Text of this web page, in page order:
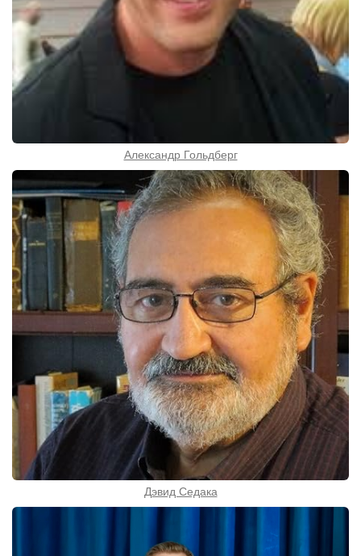
Александр Гольдберг
Дэвид Седака